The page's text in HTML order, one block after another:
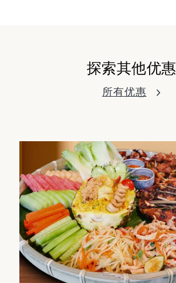
探索其他优惠
所有优惠